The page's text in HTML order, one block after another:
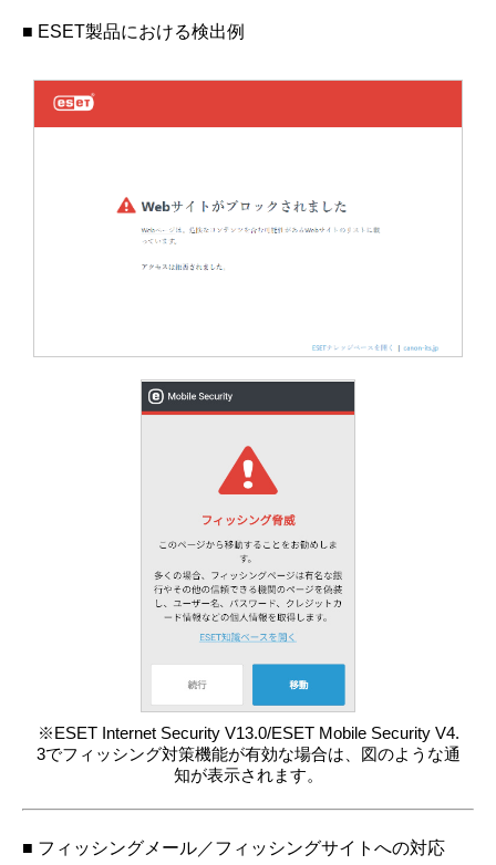
■ ESET製品における検出例
※ESET Internet Security V13.0/ESET Mobile Security V4.
3でフィッシング対策機能が有効な場合は、図のような通
知が表示されます。
■ フィッシングメール／フィッシングサイトへの対応